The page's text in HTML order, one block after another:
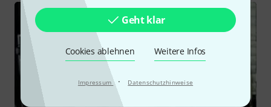
Geht klar
Cookies ablehnen Weitere Infos
Impressum · Datenschutzhinweise